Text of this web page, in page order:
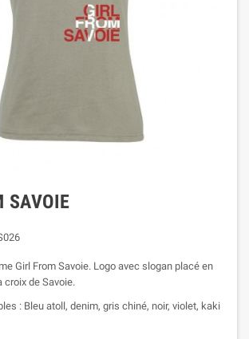
SAVOIE
Girl From Savoie. Logo avec slogan placé en
croix de Savoie.
: Bleu atoll, denim, gris chiné, noir, violet, kaki